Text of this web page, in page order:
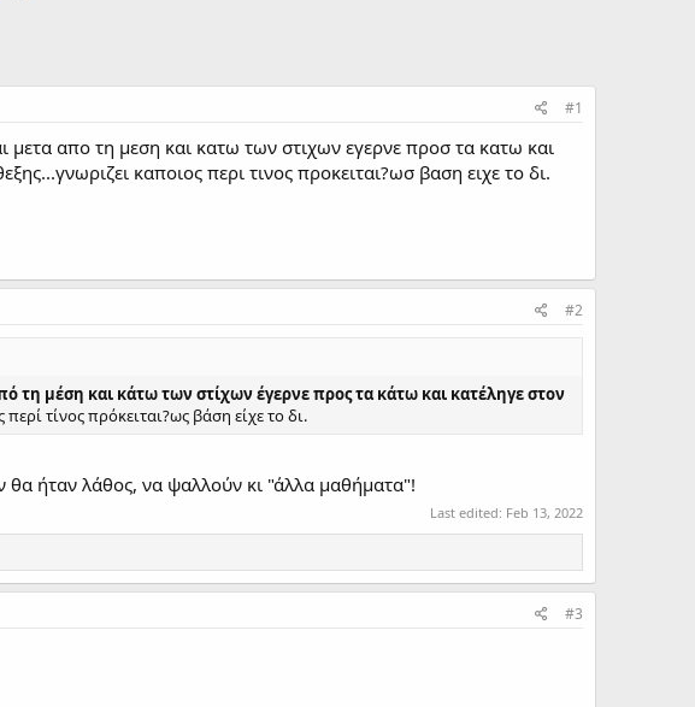
#1
μετα απο τη μεση και κατω των στιχων εγερνε προσ τα κατω και
καποιος περι τινος προκειται?ωσ βαση ειχε το δι.
#2
τη μέση και κάτω των στίχων έγερνε προς τα κάτω και κατέληγε στον
τίνος πρόκειται?ως βάση είχε το δι.
θα ήταν λάθος, να ψαλλούν κι "άλλα μαθήματα"!
Last edited: Feb 13, 2022
#3